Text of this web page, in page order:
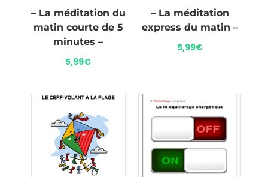
– La méditation du
matin courte de 5
minutes –
5,99€
– La méditation
express du matin –
5,99€